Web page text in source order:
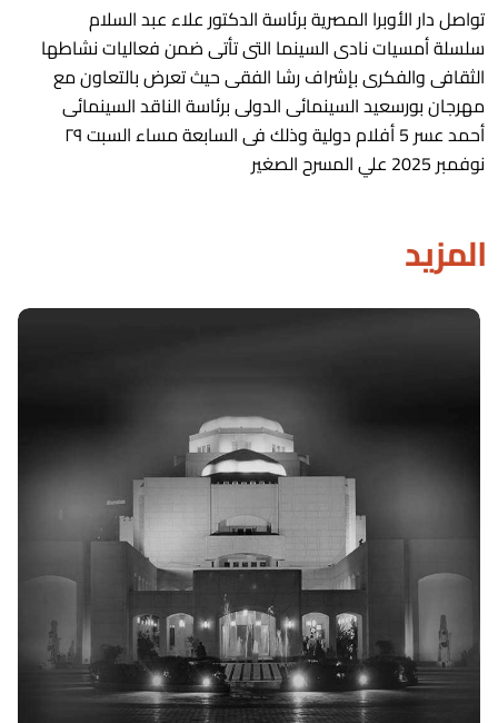
تواصل دار الأوبرا المصرية برئاسة الدكتور علاء عبد السلام
سلسلة أمسيات نادى السينما التى تأتى ضمن فعاليات نشاطها
الثقافى والفكرى بإشراف رشا الفقى حيث تعرض بالتعاون مع
مهرجان بورسعيد السينمائى الدولى برئاسة الناقد السينمائى
أحمد عسر 5 أفلام دولية وذلك فى السابعة مساء السبت ٢٩
نوفمبر 2025 علي المسرح الصغير
المزيد